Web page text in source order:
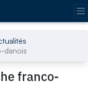
danois
franco-